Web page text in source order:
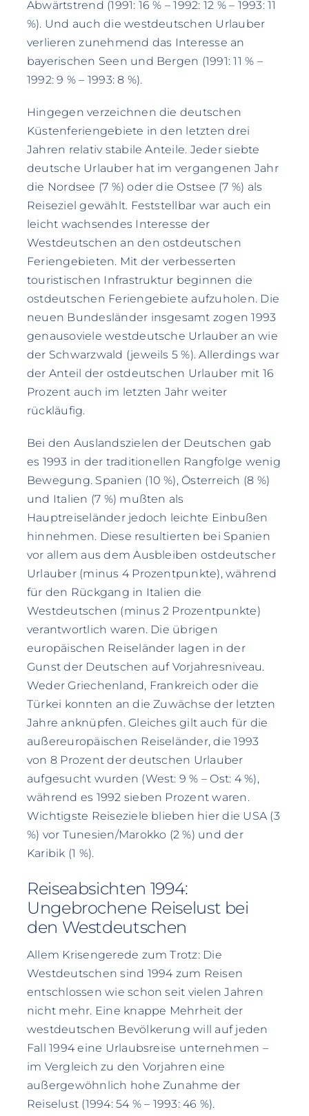
Abwärtstrend (1991: 16 % – 1992: 12 % – 1993: 11
%). Und auch die westdeutschen Urlauber
verlieren zunehmend das Interesse an
bayerischen Seen und Bergen (1991: 11 % –
1992: 9 % – 1993: 8 %).
Hingegen verzeichnen die deutschen
Küstenferiengebiete in den letzten drei
Jahren relativ stabile Anteile. Jeder siebte
deutsche Urlauber hat im vergangenen Jahr
die Nordsee (7 %) oder die Ostsee (7 %) als
Reiseziel gewählt. Feststellbar war auch ein
leicht wachsendes Interesse der
Westdeutschen an den ostdeutschen
Feriengebieten. Mit der verbesserten
touristischen Infrastruktur beginnen die
ostdeutschen Feriengebiete aufzuholen. Die
neuen Bundesländer insgesamt zogen 1993
genausoviele westdeutsche Urlauber an wie
der Schwarzwald (jeweils 5 %). Allerdings war
der Anteil der ostdeutschen Urlauber mit 16
Prozent auch im letzten Jahr weiter
rückläufig.
Bei den Auslandszielen der Deutschen gab
es 1993 in der traditionellen Rangfolge wenig
Bewegung. Spanien (10 %), Österreich (8 %)
und Italien (7 %) mußten als
Hauptreiseländer jedoch leichte Einbußen
hinnehmen. Diese resultierten bei Spanien
vor allem aus dem Ausbleiben ostdeutscher
Urlauber (minus 4 Prozentpunkte), während
für den Rückgang in Italien die
Westdeutschen (minus 2 Prozentpunkte)
verantwortlich waren. Die übrigen
europäischen Reiseländer lagen in der
Gunst der Deutschen auf Vorjahresniveau.
Weder Griechenland, Frankreich oder die
Türkei konnten an die Zuwächse der letzten
Jahre anknüpfen. Gleiches gilt auch für die
außereuropäischen Reiseländer, die 1993
von 8 Prozent der deutschen Urlauber
aufgesucht wurden (West: 9 % – Ost: 4 %),
während es 1992 sieben Prozent waren.
Wichtigste Reiseziele blieben hier die USA (3
%) vor Tunesien/Marokko (2 %) und der
Karibik (1 %).
Reiseabsichten 1994:
Ungebrochene Reiselust bei
den Westdeutschen
Allem Krisengerede zum Trotz: Die
Westdeutschen sind 1994 zum Reisen
entschlossen wie schon seit vielen Jahren
nicht mehr. Eine knappe Mehrheit der
westdeutschen Bevölkerung will auf jeden
Fall 1994 eine Urlaubsreise unternehmen –
im Vergleich zu den Vorjahren eine
außergewöhnlich hohe Zunahme der
Reiselust (1994: 54 % – 1993: 46 %).